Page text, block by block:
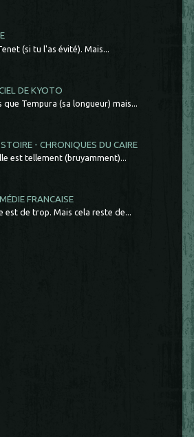
(si tu l'as évité). Mais...
DE KYOTO
que Tempura (sa longueur) mais...
- CHRONIQUES DU CAIRE
est tellement (bruyamment)...
FRANCAISE
est de trop. Mais cela reste de...